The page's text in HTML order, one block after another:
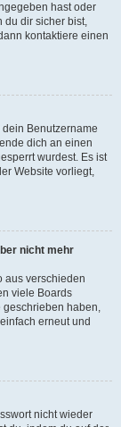
hast oder
du dir sicher bist,
kontaktiere einen
Benutzername
dich an einen
wurdest. Es ist
Website vorliegt,
nicht mehr
aus verschieden
viele Boards
geschrieben haben,
erneut und
nicht wieder